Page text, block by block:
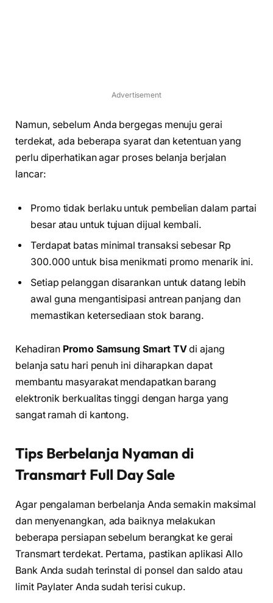
Advertisement
Namun, sebelum Anda bergegas menuju gerai
terdekat, ada beberapa syarat dan ketentuan yang
perlu diperhatikan agar proses belanja berjalan
lancar:
Promo tidak berlaku untuk pembelian dalam partai
besar atau untuk tujuan dijual kembali.
Terdapat batas minimal transaksi sebesar Rp
300.000 untuk bisa menikmati promo menarik ini.
Setiap pelanggan disarankan untuk datang lebih
awal guna mengantisipasi antrean panjang dan
memastikan ketersediaan stok barang.
Kehadiran Promo Samsung Smart TVdi ajang
belanja satu hari penuh ini diharapkan dapat
membantu masyarakat mendapatkan barang
elektronik berkualitas tinggi dengan harga yang
sangat ramah di kantong.
Tips Berbelanja Nyaman di
Transmart Full Day Sale
Agar pengalaman berbelanja Anda semakin maksimal
dan menyenangkan, ada baiknya melakukan
beberapa persiapan sebelum berangkat ke gerai
Transmart terdekat. Pertama, pastikan aplikasi Allo
Bank Anda sudah terinstal di ponsel dan saldo atau
limit Paylater Anda sudah terisi cukup.